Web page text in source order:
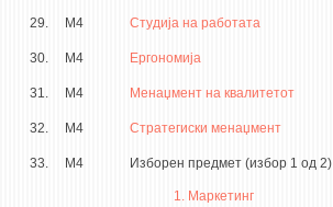
29. М4 Студија на работата
30. М4 Ергономија
31. М4 Менаџмент на квалитетот
32. М4 Стратегиски менаџмент
33. М4 Изборен предмет (избор 1 од 2)
1. Маркетинг